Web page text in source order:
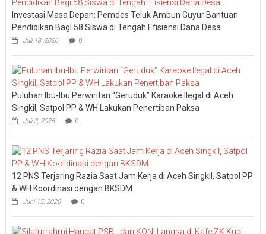
Investasi Masa Depan: Pemdes Teluk Ambun Guyur Bantuan
Pendidikan Bagi 58 Siswa di Tengah Efisiensi Dana Desa
Juli 13, 2026 0
Puluhan Ibu-Ibu Perwiritan “Geruduk” Karaoke Ilegal di Aceh
Singkil, Satpol PP & WH Lakukan Penertiban Paksa
Juli 3, 2026 0
12 PNS Terjaring Razia Saat Jam Kerja di Aceh Singkil, Satpol PP
& WH Koordinasi dengan BKSDM
Juni 15, 2026 0